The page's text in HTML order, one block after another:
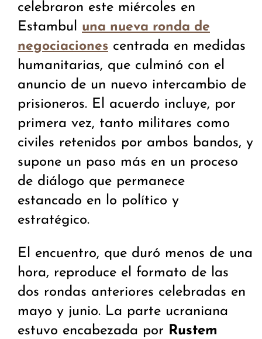
celebraron este miércoles en
Estambul una nueva ronda de
negociaciones centrada en medidas
humanitarias, que culminó con el
anuncio de un nuevo intercambio de
prisioneros. El acuerdo incluye, por
primera vez, tanto militares como
civiles retenidos por ambos bandos, y
supone un paso más en un proceso
de diálogo que permanece
estancado en lo político y
estratégico.
El encuentro, que duró menos de una
hora, reproduce el formato de las
dos rondas anteriores celebradas en
mayo y junio. La parte ucraniana
estuvo encabezada por Rustem